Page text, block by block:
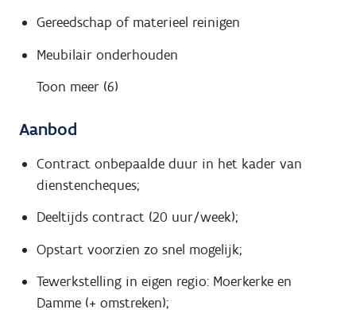
Gereedschap of materieel reinigen
Meubilair onderhouden
Toon meer (6)
Aanbod
Contract onbepaalde duur in het kader van
dienstencheques;
Deeltijds contract (20 uur/week);
Opstart voorzien zo snel mogelijk;
Tewerkstelling in eigen regio: Moerkerke en
Damme (+ omstreken);